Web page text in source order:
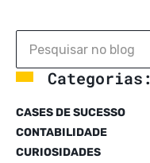
Categorias:
CASES DE SUCESSO
CONTABILIDADE
CURIOSIDADES